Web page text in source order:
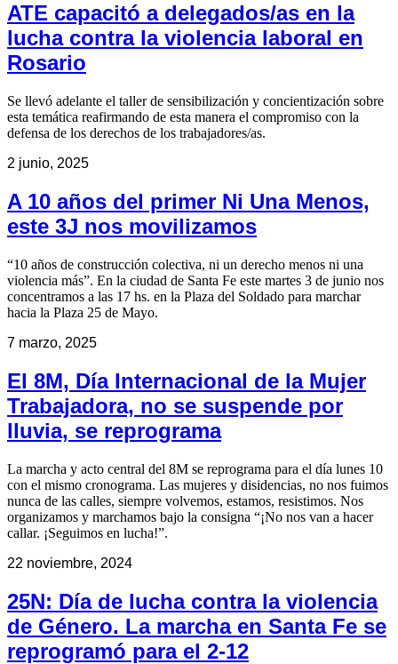
ATE capacitó a delegados/as en la
lucha contra la violencia laboral en
Rosario
Se llevó adelante el taller de sensibilización y concientización sobre
esta temática reafirmando de esta manera el compromiso con la
defensa de los derechos de los trabajadores/as.
2 junio, 2025
A 10 años del primer Ni Una Menos,
este 3J nos movilizamos
“10 años de construcción colectiva, ni un derecho menos ni una
violencia más”. En la ciudad de Santa Fe este martes 3 de junio nos
concentramos a las 17 hs. en la Plaza del Soldado para marchar
hacia la Plaza 25 de Mayo.
7 marzo, 2025
El 8M, Día Internacional de la Mujer
Trabajadora, no se suspende por
lluvia, se reprograma
La marcha y acto central del 8M se reprograma para el día lunes 10
con el mismo cronograma. Las mujeres y disidencias, no nos fuimos
nunca de las calles, siempre volvemos, estamos, resistimos. Nos
organizamos y marchamos bajo la consigna “¡No nos van a hacer
callar. ¡Seguimos en lucha!”.
22 noviembre, 2024
25N: Día de lucha contra la violencia
de Género. La marcha en Santa Fe se
reprogramó para el 2-12